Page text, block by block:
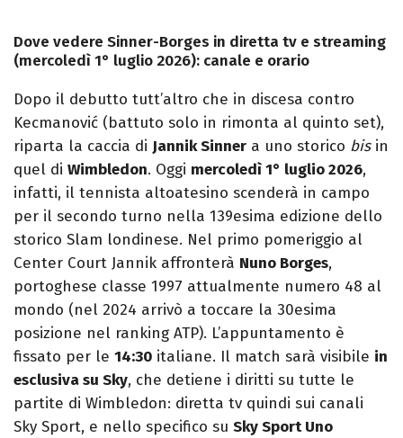
Dove vedere Sinner-Borges in diretta tv e streaming
(mercoledì 1° luglio 2026): canale e orario
Dopo il debutto tutt’altro che in discesa contro
Kecmanović (battuto solo in rimonta al quinto set),
riparta la caccia di Jannik Sinner a uno storico bis in
quel di Wimbledon. Oggi mercoledì 1° luglio 2026,
infatti, il tennista altoatesino scenderà in campo
per il secondo turno nella 139esima edizione dello
storico Slam londinese. Nel primo pomeriggio al
Center Court Jannik affronterà Nuno Borges,
portoghese classe 1997 attualmente numero 48 al
mondo (nel 2024 arrivò a toccare la 30esima
posizione nel ranking ATP). L’appuntamento è
fissato per le 14:30 italiane. Il match sarà visibile in
esclusiva su Sky, che detiene i diritti su tutte le
partite di Wimbledon: diretta tv quindi sui canali
Sky Sport, e nello specifico su Sky Sport Uno